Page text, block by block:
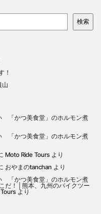
検索
！
山
「かつ美食堂」のホルモン煮
「かつ美食堂」のホルモン煮
Moto Ride Tours より
おやまのtanchan より
「かつ美食堂」のホルモン煮
だ！│熊本、九州のバイクツー
より